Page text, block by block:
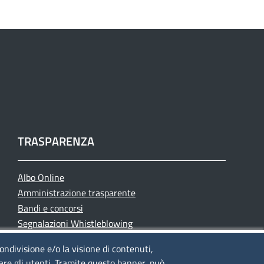
TRASPARENZA
Albo Online
Amministrazione trasparente
Bandi e concorsi
Segnalazioni Whistleblowing
IBAN e pagamenti informatici
e/o la visione di contenuti,